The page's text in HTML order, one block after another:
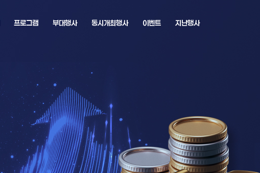
프로그램 부대행사 동시개최행사 이벤트 지난행사